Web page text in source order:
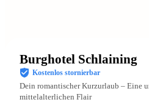
Burghotel Schlaining
Kostenlos stornierbar
Dein romantischer Kurzurlaub – Eine
mittelalterlichen Flair